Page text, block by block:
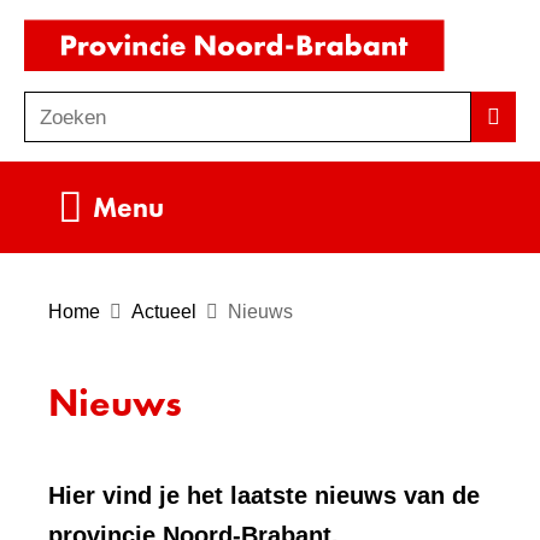
Ga
de
inhoud
o
e
Zoeken
Menu
Home Actueel Nieuws
Nieuws
Hier vind je het laatste nieuws van de